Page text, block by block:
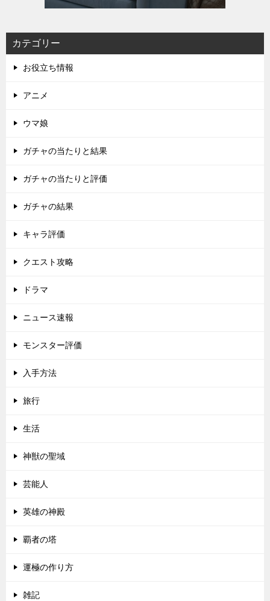
カテゴリー
お役立ち情報
アニメ
ウマ娘
ガチャの当たりと結果
ガチャの当たりと評価
ガチャの結果
キャラ評価
クエスト攻略
ドラマ
ニュース速報
モンスター評価
入手方法
旅行
生活
神獣の聖域
芸能人
英雄の神殿
覇者の塔
運極の作り方
雑記